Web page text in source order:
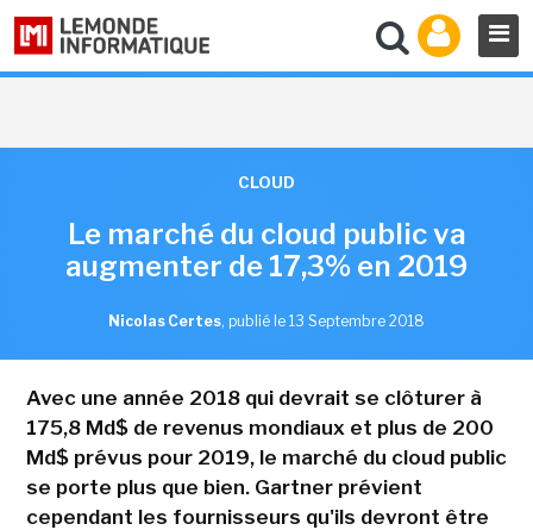
CLOUD
Le marché du cloud public va
augmenter de 17,3% en 2019
Nicolas Certes, publié le 13 Septembre 2018
Avec une année 2018 qui devrait se clôturer à
175,8 Md$ de revenus mondiaux et plus de 200
Md$ prévus pour 2019, le marché du cloud public
se porte plus que bien. Gartner prévient
cependant les fournisseurs qu'ils devront être